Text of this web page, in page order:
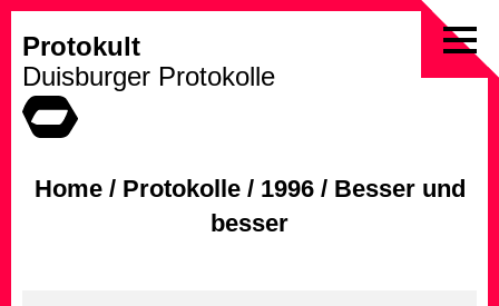
to
Protokult
Duisburger Protokolle
Home/ Protokolle/ 1996/ Besser und
besser